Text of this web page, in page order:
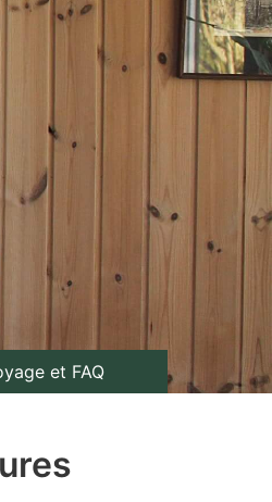
et FAQ